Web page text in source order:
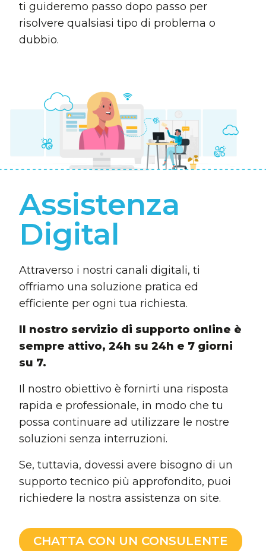
ti guideremo passo dopo passo per
risolvere qualsiasi tipo di problema o
dubbio.
Assistenza
Digital
Attraverso i nostri canali digitali, ti
offriamo una soluzione pratica ed
efficiente per ogni tua richiesta.
Il nostro servizio di supporto online è
sempre attivo, 24h su 24h e 7 giorni
su 7.
Il nostro obiettivo è fornirti una risposta
rapida e professionale, in modo che tu
possa continuare ad utilizzare le nostre
soluzioni senza interruzioni.
Se, tuttavia, dovessi avere bisogno di un
supporto tecnico più approfondito, puoi
richiedere la nostra assistenza on site.
CHATTA CON UN CONSULENTE